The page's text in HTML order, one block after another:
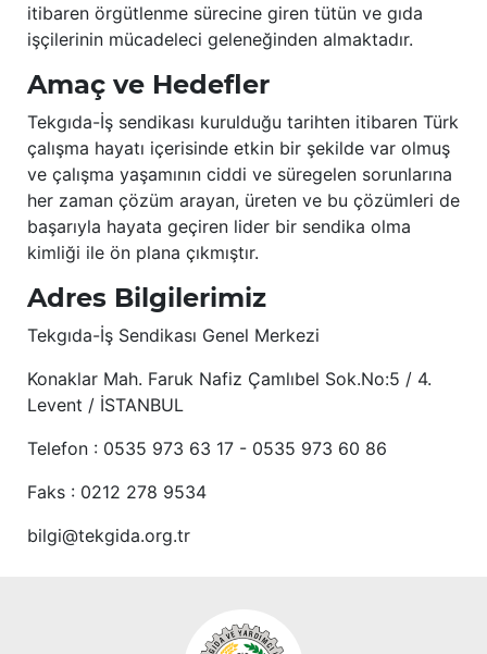
itibaren örgütlenme sürecine giren tütün ve gıda
işçilerinin mücadeleci geleneğinden almaktadır.
Amaç ve Hedefler
Tekgıda-İş sendikası kurulduğu tarihten itibaren Türk
çalışma hayatı içerisinde etkin bir şekilde var olmuş
ve çalışma yaşamının ciddi ve süregelen sorunlarına
her zaman çözüm arayan, üreten ve bu çözümleri de
başarıyla hayata geçiren lider bir sendika olma
kimliği ile ön plana çıkmıştır.
Adres Bilgilerimiz
Tekgıda-İş Sendikası Genel Merkezi
Konaklar Mah. Faruk Nafiz Çamlıbel Sok.No:5 / 4.
Levent / İSTANBUL
Telefon : 0535 973 63 17 - 0535 973 60 86
Faks : 0212 278 9534
bilgi@tekgida.org.tr